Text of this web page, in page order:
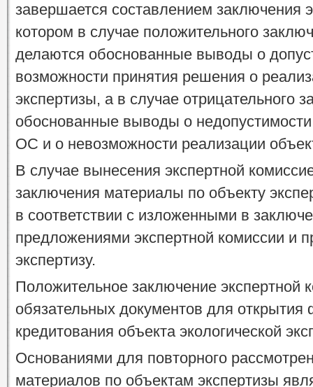
завершается составлением заключения
котором в случае положительного
делаются обоснованные выводы о
возможности принятия решения о
экспертизы, а в случае отрицательного
обоснованные выводы о
ОС и о невозможности реализации
В случае вынесения экспертной
заключения материалы по объекту
в соответствии с изложенными в
предложениями экспертной комиссии и
экспертизу.
Положительное заключение экспертной
обязательных документов для открытия
кредитования объекта экологической
Основаниями для повторного
материалов по объектам экспертизы